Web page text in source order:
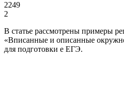
2249
2
В статье рассмотрены примеры
«Вписанные и описанные
для подготовки е ЕГЭ.